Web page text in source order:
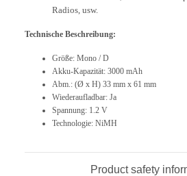
Radios, usw.
Technische Beschreibung:
Größe: Mono / D
Akku-Kapazität: 3000 mAh
Abm.: (Ø x H) 33 mm x 61 mm
Wiederaufladbar: Ja
Spannung: 1.2 V
Technologie: NiMH
Product safety